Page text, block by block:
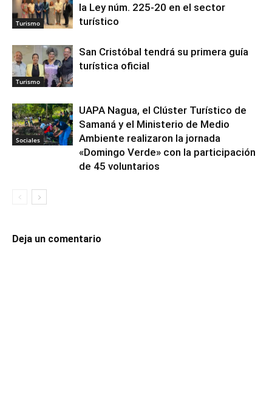
Turismo
la Ley núm. 225-20 en el sector
turístico
Turismo
San Cristóbal tendrá su primera guía
turística oficial
Sociales
UAPA Nagua, el Clúster Turístico de
Samaná y el Ministerio de Medio
Ambiente realizaron la jornada
«Domingo Verde» con la participación
de 45 voluntarios
Deja un comentario